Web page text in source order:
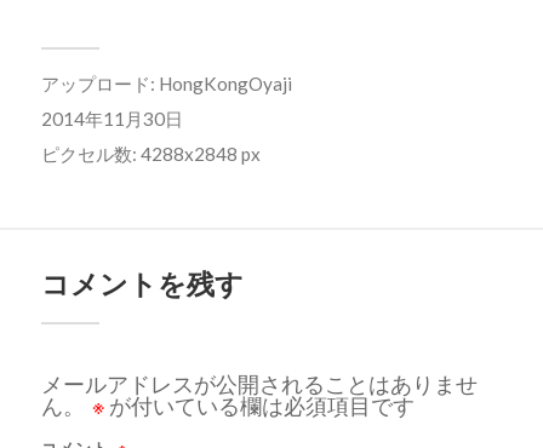
アップロード: HongKongOyaji
2014年11月30日
ピクセル数: 4288x2848 px
コメントを残す
メールアドレスが公開されることはありませ
ん。
※ が付いている欄は必須項目です